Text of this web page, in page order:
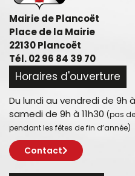
Mairie de Plancoët
Place de la Mairie
22130 Plancoët
Tél. 02 96 84 39 70
Horaires d'ouverture
Du lundi au vendredi de 9h
samedi de 9h à 11h30 (pas
pendant les fêtes de fin d’année)
Contact